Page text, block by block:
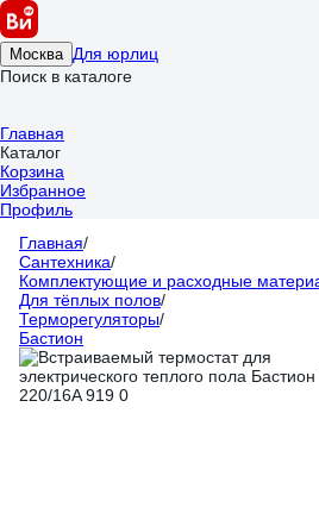
Москва Для юрлиц
Поиск в каталоге
Главная
Каталог
Корзина
Избранное
Профиль
Главная/
Сантехника/
Комплектующие и расходные
Для тёплых полов/
Терморегуляторы/
Бастион